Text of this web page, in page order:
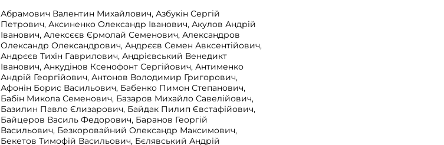
Абрамович Валентин Михайлович, Азбукін Сергій
Петрович, Аксиненко Олександр Іванович, Акулов Андрій
Іванович, Алексєєв Єрмолай Семенович, Александров
Олександр Олександрович, Андрєєв Семен Авксентійович,
Андрєєв Тихін Гаврилович, Андрієвський Венедикт
Іванович, Анкудінов Ксенофонт Сергійович, Антименко
Андрій Георгійович, Антонов Володимир Григорович,
Афонін Борис Васильович, Бабенко Пимон Степанович,
Бабін Микола Семенович, Базаров Михайло Савелійович,
Базилин Павло Єлизарович, Байдак Пилип Євстафійович,
Байцеров Василь Федорович, Баранов Георгій
Васильович, Безкоровайний Олександр Максимович,
Бекетов Тимофій Васильович, Бєлявський Андрій